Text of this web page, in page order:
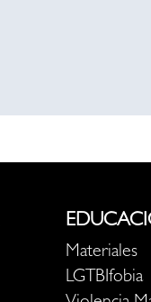
Materiales
LGTBIfobia